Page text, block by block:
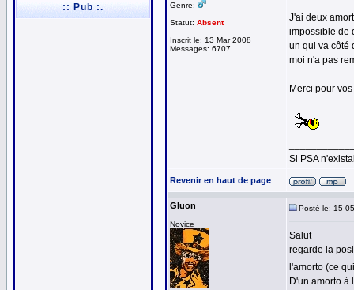
:: Pub :.
Genre:
Statut: Absent
Inscrit le: 13 Mar 2008
Messages: 6707
J'ai deux
impossible de
un qui va côté
moi n'a pas
Merci pour
Si PSA
Revenir en haut de page
Gluon
Novice
Posté le: 15
Salut
regarde la
l'amorto (ce
D'un amorto à